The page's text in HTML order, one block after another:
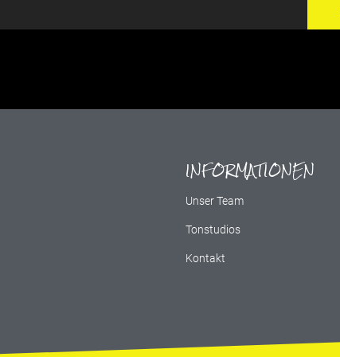
INFORMATIONEN
Unser Team
Tonstudios
Kontakt